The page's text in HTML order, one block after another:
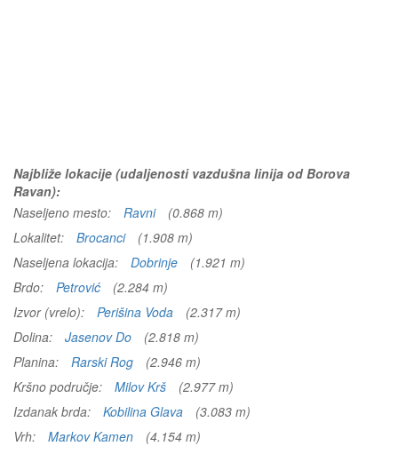
Najbliže lokacije (udaljenosti vazdušna linija od Borova
Ravan):
Naseljeno mesto:
Ravni
(0.868 m)
Lokalitet:
Brocanci
(1.908 m)
Naseljena lokacija:
Dobrinje
(1.921 m)
Brdo:
Petrović
(2.284 m)
Izvor (vrelo):
Perišina Voda
(2.317 m)
Dolina:
Jasenov Do
(2.818 m)
Planina:
Rarski Rog
(2.946 m)
Kršno područje:
Milov Krš
(2.977 m)
Izdanak brda:
Kobilina Glava
(3.083 m)
Vrh:
Markov Kamen (4.154 m)